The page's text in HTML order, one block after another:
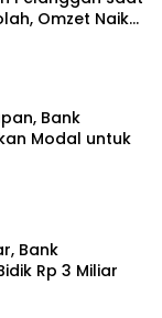
Omzet Naik
Bank
Modal untuk
Bank
Rp 3 Miliar